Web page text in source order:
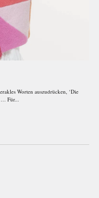
Worten auszudrücken, ‘Die
Für...